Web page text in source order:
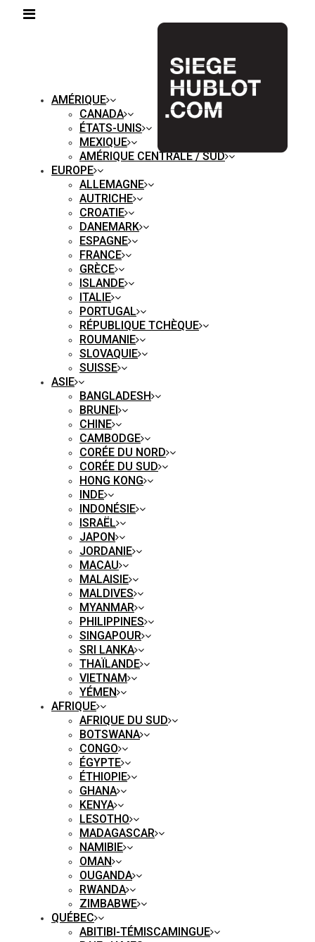
AMÉRIQUE
CANADA
ÉTATS-UNIS
MEXIQUE
AMÉRIQUE CENTRALE / SUD
EUROPE
ALLEMAGNE
AUTRICHE
CROATIE
DANEMARK
ESPAGNE
FRANCE
GRÈCE
ISLANDE
ITALIE
PORTUGAL
RÉPUBLIQUE TCHÈQUE
ROUMANIE
SLOVAQUIE
SUISSE
ASIE
BANGLADESH
BRUNEI
CHINE
CAMBODGE
CORÉE DU NORD
CORÉE DU SUD
HONG KONG
INDE
INDONÉSIE
ISRAËL
JAPON
JORDANIE
MACAU
MALAISIE
MALDIVES
MYANMAR
PHILIPPINES
SINGAPOUR
SRI LANKA
THAÏLANDE
VIETNAM
YÉMEN
AFRIQUE
AFRIQUE DU SUD
BOTSWANA
CONGO
ÉGYPTE
ÉTHIOPIE
GHANA
KENYA
LESOTHO
MADAGASCAR
NAMIBIE
OMAN
OUGANDA
RWANDA
ZIMBABWE
QUÉBEC
ABITIBI-TÉMISCAMINGUE